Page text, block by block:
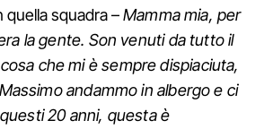
quella squadra –Mamma mia, per
la gente. Son venuti da tutto il
che mi è sempre dispiaciuta,
andammo in albergo e ci
20 anni, questa è